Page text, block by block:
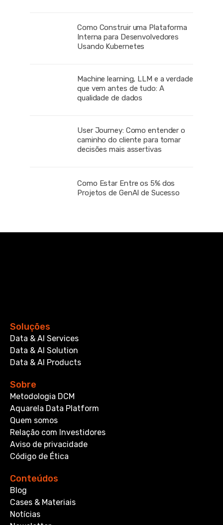
Como Construir uma Plataforma
Interna para Desenvolvedores
Usando Kubernetes
Machine learning, LLM e a verdade
que vem antes de tudo: A
qualidade de dados
User Journey: Como entender o
caminho do cliente para tomar
decisões mais assertivas
Como Estar Entre os 5% dos
Projetos de GenAI de Sucesso
Soluções
Data & AI Services
Data & AI Solution
Data & AI Products
Sobre
Metodologia DCM
Aquarela Data Platform
Quem somos
Relação com Investidores
Aviso de privacidade
Código de Ética
Conteúdos
Blog
Cases & Materiais
Notícias